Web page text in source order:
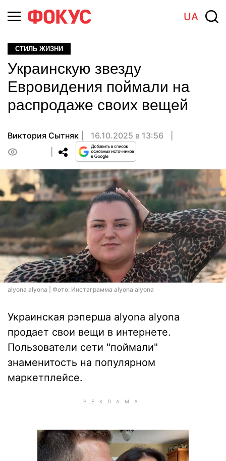
UA
СТИЛЬ ЖИЗНИ
Украинскую звезду
Евровидения поймали на
распродаже своих вещей
Виктория Сытняк
16.10.2025 в 13:56
alyona alyona | Фото: Инстаграмма alyona alyona
Украинская рэперша alyona alyona
продает свои вещи в интернете.
Пользователи сети "поймали"
знаменитость на популярном
маркетплейсе.